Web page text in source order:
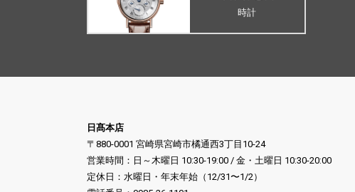
時計
日髙本店
〒880-0001 宮崎県宮崎市橘通西3丁目10-24
営業時間：日～木曜日 10:30-19:00 / 金・土曜日 10:30-20:00
定休日：水曜日・年末年始（12/31〜1/2）